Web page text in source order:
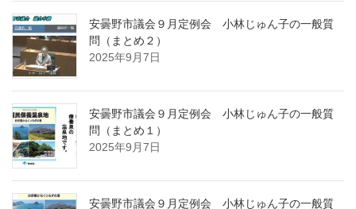
安曇野市議会９月定例会 小林じゅん子の一般質
問（まとめ２）
2025年9月7日
安曇野市議会９月定例会 小林じゅん子の一般質
問（まとめ１）
2025年9月7日
安曇野市議会９月定例会 小林じゅん子の一般質